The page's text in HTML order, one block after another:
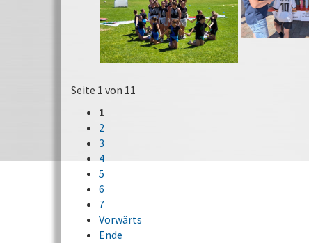
Seite 1 von 11
1
2
3
4
5
6
7
Vorwärts
Ende